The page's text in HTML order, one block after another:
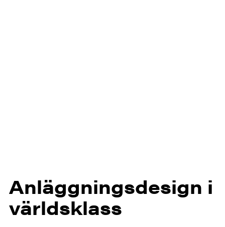
Anläggningsdesign i
världsklass